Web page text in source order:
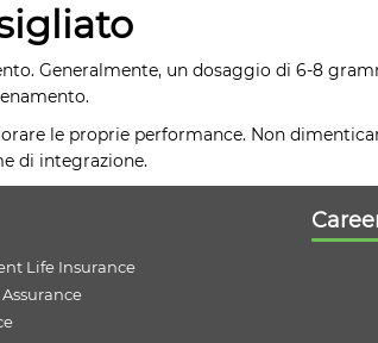
Generalmente, un dosaggio di 6-8
le proprie performance. Non
di integrazione.
Life Insurance